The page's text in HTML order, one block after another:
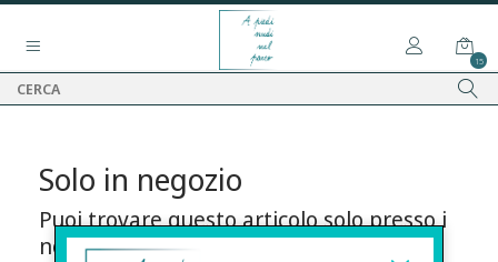
15
Solo in negozio
Puoi trovare questo articolo solo presso i
nostri punti vendita: